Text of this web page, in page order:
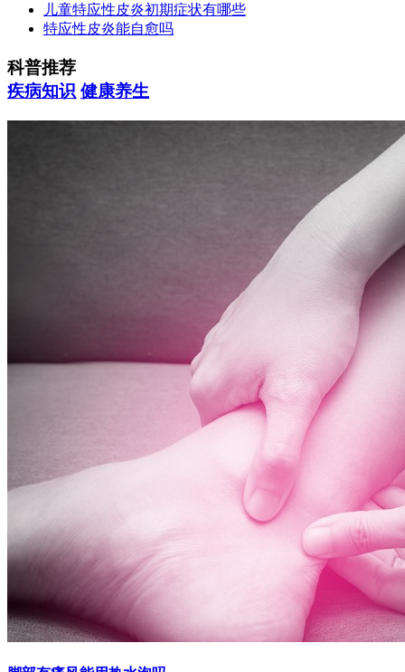
儿童特应性皮炎初期症状有哪些
特应性皮炎能自愈吗
科普推荐
疾病知识 健康养生